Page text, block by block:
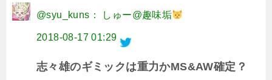
@syu_kuns： しゅー@趣味垢
2018-08-17 01:29
志々雄のギミックは重力かMS&AW確定？